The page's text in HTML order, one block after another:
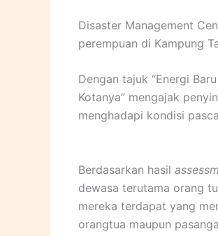
Disaster Management
perempuan di Kampung
Dengan tajuk “Energi
Kotanya” mengajak
menghadapi kondisi
Berdasarkan hasil
dewasa terutama orang
mereka terdapat yang
orangtua maupun